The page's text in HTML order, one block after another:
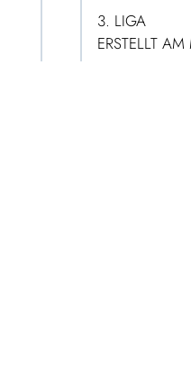
3. LIGA
ERSTELLT